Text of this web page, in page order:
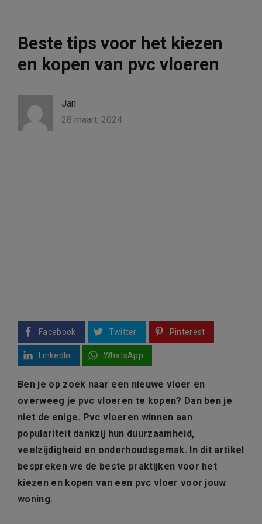
Beste tips voor het kiezen
en kopen van pvc vloeren
Jan
28 maart, 2024
Facebook Twitter Pinterest
LinkedIn WhatsApp
Ben je op zoek naar een nieuwe vloer en
overweeg je pvc vloeren te kopen? Dan ben je
niet de enige. Pvc vloeren winnen aan
populariteit dankzij hun duurzaamheid,
veelzijdigheid en onderhoudsgemak. In dit artikel
bespreken we de beste praktijken voor het
kiezen en kopen van een pvc vloer voor jouw
woning.